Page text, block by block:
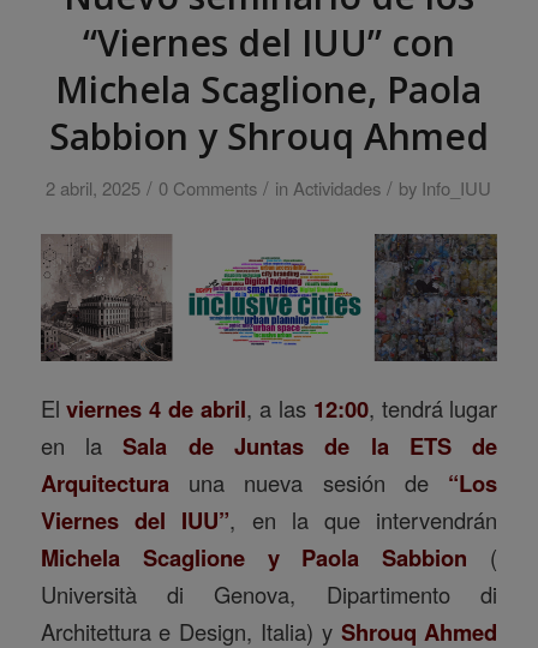
“Viernes del IUU” con
Michela Scaglione, Paola
Sabbion y Shrouq Ahmed
2 abril, 2025 / 0 Comments / in Actividades / by Info_IUU
Elviernes 4 de abril, a las 12:00, tendrá lugar
en laSala de Juntas de la ETS de
Arquitectura una nueva sesión de “Los
Viernes del IUU”, en la que intervendrán
Michela Scaglione y Paola Sabbion (
Università di Genova, Dipartimento di
Architettura e Design, Italia) y Shrouq Ahmed